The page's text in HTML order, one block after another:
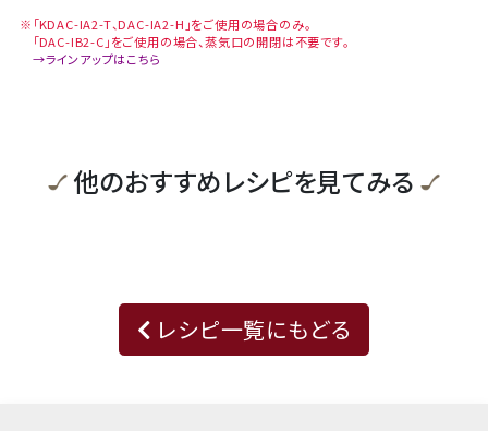
※「KDAC-IA2-T、DAC-IA2-H」をご使用の場合のみ。
「DAC-IB2-C」をご使用の場合、蒸気口の開閉は不要です。
→ラインアップはこちら
他のおすすめレシピを見てみる
レシピ一覧にもどる